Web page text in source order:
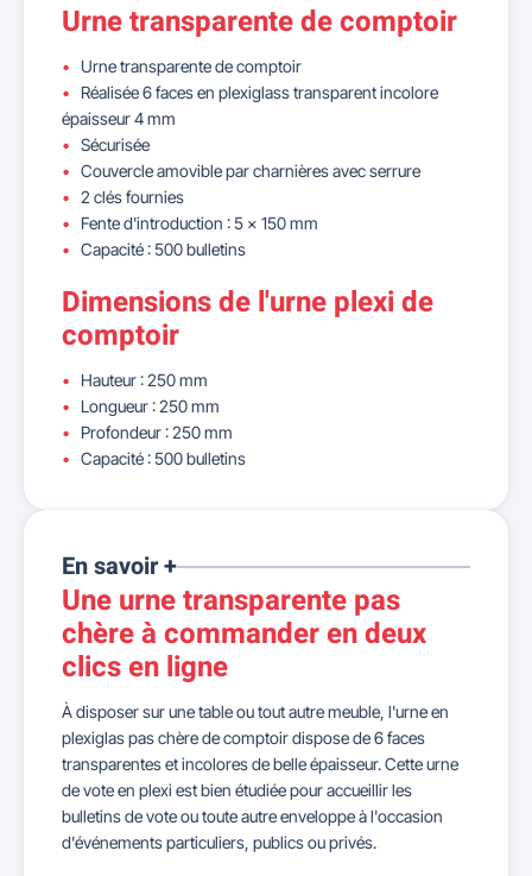
Urne transparente de comptoir
Urne transparente de comptoir
Réalisée 6 faces en plexiglass transparent incolore
épaisseur 4 mm
Sécurisée
Couvercle amovible par charnières avec serrure
2 clés fournies
Fente d'introduction : 5 x 150 mm
Capacité : 500 bulletins
Dimensions de l'urne plexi de
comptoir
Hauteur : 250 mm
Longueur : 250 mm
Profondeur : 250 mm
Capacité : 500 bulletins
En savoir +
Une urne transparente pas
chère à commander en deux
clics en ligne
À disposer sur une table ou tout autre meuble, l'urne en
plexiglas pas chère de comptoir dispose de 6 faces
transparentes et incolores de belle épaisseur. Cette urne
de vote en plexi est bien étudiée pour accueillir les
bulletins de vote ou toute autre enveloppe à l'occasion
d'événements particuliers, publics ou privés.